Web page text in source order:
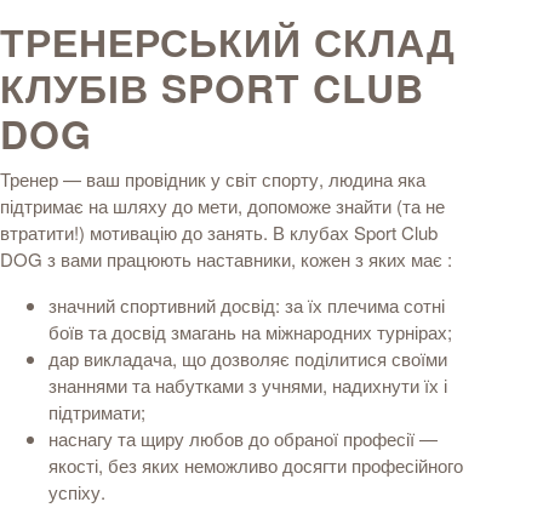
ТРЕНЕРСЬКИЙ СКЛАД
КЛУБІВ SPORT CLUB
DOG
Тренер — ваш провідник у світ спорту, людина яка
підтримає на шляху до мети, допоможе знайти (та не
втратити!) мотивацію до занять. В клубах Sport Club
DOG з вами працюють наставники, кожен з яких має :
значний спортивний досвід: за їх плечима сотні
боїв та досвід змагань на міжнародних турнірах;
дар викладача, що дозволяє поділитися своїми
знаннями та набутками з учнями, надихнути їх і
підтримати;
наснагу та щиру любов до обраної професії —
якості, без яких неможливо досягти професійного
успіху.